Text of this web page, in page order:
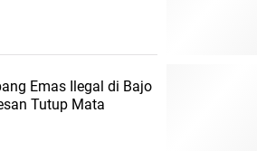
Emas Ilegal di Bajo
Tutup Mata